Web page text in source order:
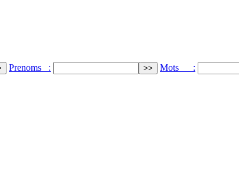
Prenoms : Mots :